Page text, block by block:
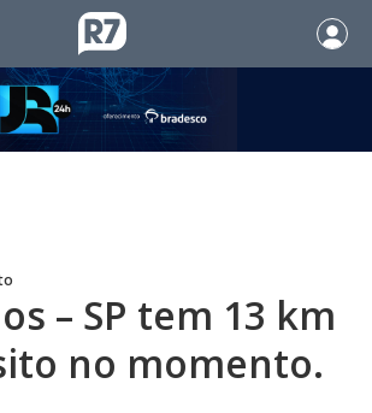
– SP tem 13 km
no momento.